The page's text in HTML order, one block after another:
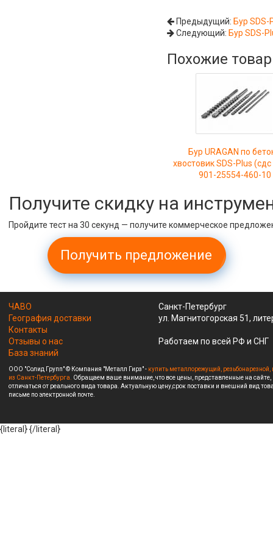
Предыдущий: Бур
Следующий: Бур SDS-
Похожие
Бур URAGAN по
хвостовик SDS-Plus
901-25554-460-10
Получите скидку на
Пройдите тест на 30 секунд — получите коммерческое
Получить предложение
ЧАВО
География доставки
Контакты
Отзывы о нас
База знаний
Санкт-Петербург
ул. Магнитогорская 51,
Работаем по всей РФ и СНГ
ООО "Солид Групп" © Компания "Металл Гирз" - купить металлорежущий,
из Санкт-Петербурга. Обращаем ваше внимание, что все цены, представленные на
отличаться от реального вида товара. Актуальную цену,срок поставки и внешний вид
письме по электронной почте.
{literal}{/literal}